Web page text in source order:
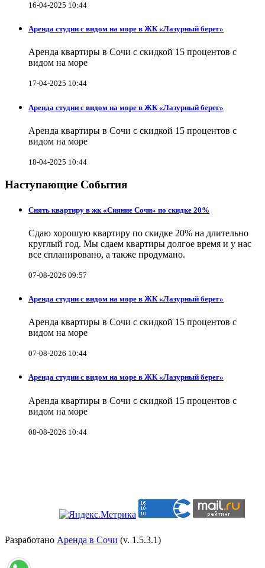
16-04-2025 10:44
Аренда студии с видом на море в ЖК «Лазурный берег»
Аренда квартиры в Сочи с скидкой 15 процентов с
видом на море
17-04-2025 10:44
Аренда студии с видом на море в ЖК «Лазурный берег»
Аренда квартиры в Сочи с скидкой 15 процентов с
видом на море
18-04-2025 10:44
Наступающие События
Снять квартиру в жк «Сияние Сочи» по скидке 20%
Сдаю хорошую квартиру по скидке 20% на длительно
круглый год. Мы сдаем квартиры долгое время и у нас
все спланировано, а также продумано.
07-08-2026 09:57
Аренда студии с видом на море в ЖК «Лазурный берег»
Аренда квартиры в Сочи с скидкой 15 процентов с
видом на море
07-08-2026 10:44
Аренда студии с видом на море в ЖК «Лазурный берег»
Аренда квартиры в Сочи с скидкой 15 процентов с
видом на море
08-08-2026 10:44
Разработано Аренда в Сочи (v. 1.5.3.1)